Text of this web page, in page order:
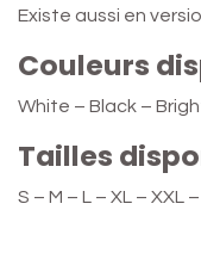
Existe aussi en
Couleurs
White – Black –
Tailles
S – M – L – XL – XXL